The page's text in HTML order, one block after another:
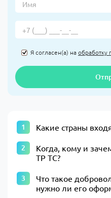
Я согласен(а) наобработку
Какие страны
Когда, кому и
ТР ТС?
Что такое
нужно ли его